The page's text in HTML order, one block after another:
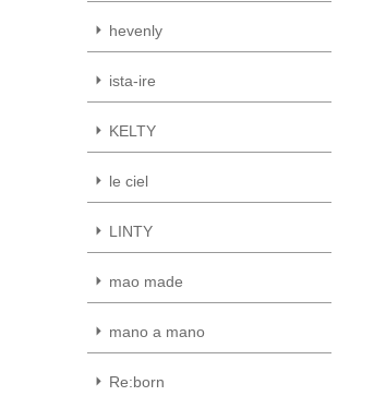
hevenly
ista-ire
KELTY
le ciel
LINTY
mao made
mano a mano
Re:born